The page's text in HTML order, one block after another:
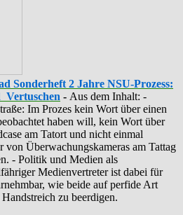
Sonderheft 2 Jahre NSU-Prozess:
Vertuschen - Aus dem Inhalt: -
Im Prozes kein Wort über einen
haben will, kein Wort über
am Tatort und nicht einmal
von Überwachungskameras am Tattag
- Politik und Medien als
Medienvertreter ist dabei für
wie beide auf perfide Art
zu beerdigen.